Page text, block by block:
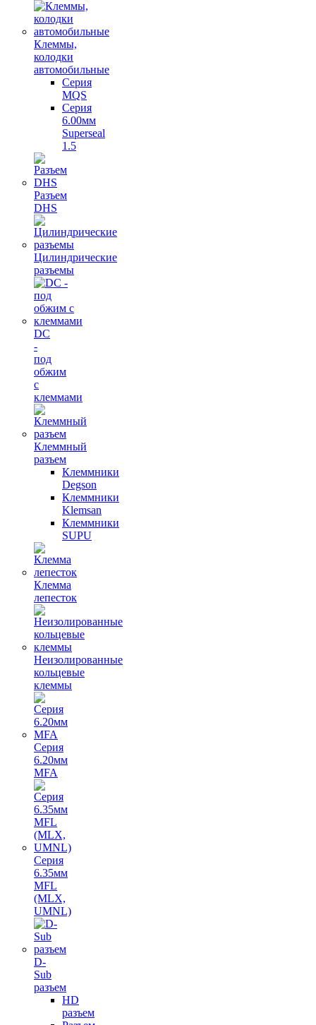
Клеммы,
колодки
автомобильные
Серия
MQS
Серия
6.00мм
Superseal
1.5
Разъем
DHS
Цилиндрические
разъемы
DC
-
под
обжим
с
клеммами
Клеммный
разъем
Клеммники
Degson
Клеммники
Klemsan
Клеммники
SUPU
Клемма
лепесток
Неизолированные
кольцевые
клеммы
Серия
6.20мм
MFA
Серия
6.35мм
MFL
(MLX,
UMNL)
D-
Sub
разъем
HD
разъем